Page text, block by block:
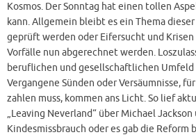
Kosmos. Der Sonntag hat einen tollen
kann. Allgemein bleibt es ein Thema
geprüft werden oder Eifersucht und
Vorfälle nun abgerechnet werden.
beruflichen und gesellschaftlichen
Vergangene Sünden oder Versäumnisse,
zahlen muss, kommen ans Licht. So lief
„Leaving Neverland“ über Michael Jackson
Kindesmissbrauch oder es gab die Reform